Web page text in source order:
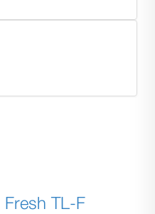
TL-F